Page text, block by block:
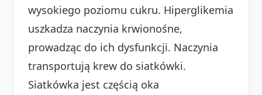
wysokiego poziomu cukru. Hiperglikemia
uszkadza naczynia krwionośne,
prowadząc do ich dysfunkcji. Naczynia
transportują krew do siatkówki.
Siatkówka jest częścią oka